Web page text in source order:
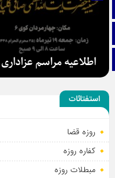
آپارات
تلگراماطلاعیه مراسم
استفتائات
روزه قضا
کفاره روزه
مبطلات روزه